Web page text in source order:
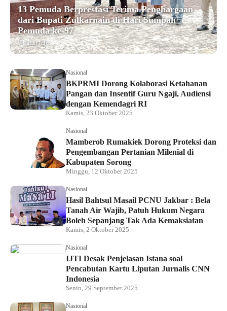
13 Pemuda Berprestasi Terima Penghargaan
dari Bupati Zulkarnain di Hari Sumpah
Pemuda ke-97
9 bulan lalu
Nasional
BKPRMI Dorong Kolaborasi Ketahanan
Pangan dan Insentif Guru Ngaji, Audiensi
dengan Kemendagri RI
Kamis, 23 Oktober 2025
Nasional
Mamberob Rumakiek Dorong Proteksi dan
Pengembangan Pertanian Milenial di
Kabupaten Sorong
Minggu, 12 Oktober 2025
Nasional
Hasil Bahtsul Masail PCNU Jakbar : Bela
Tanah Air Wajib, Patuh Hukum Negara
Boleh Sepanjang Tak Ada Kemaksiatan
Kamis, 2 Oktober 2025
Nasional
IJTI Desak Penjelasan Istana soal
Pencabutan Kartu Liputan Jurnalis CNN
Indonesia
Senin, 29 September 2025
Nasional